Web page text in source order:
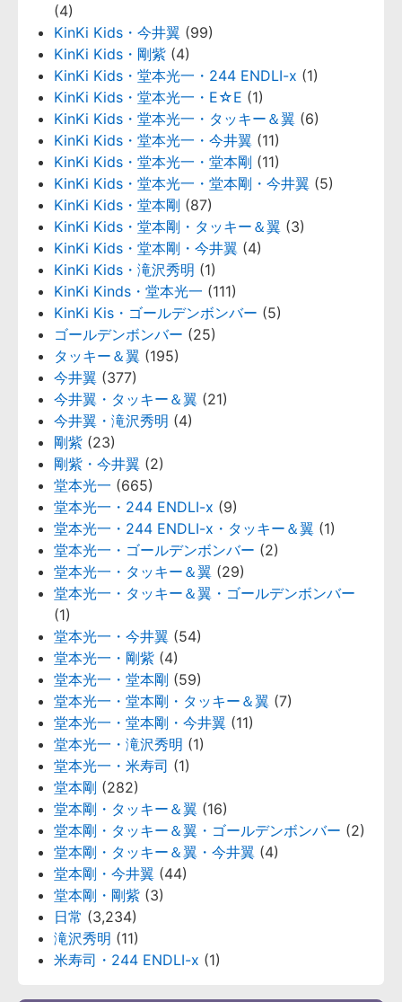
(4)
KinKi Kids・今井翼 (99)
KinKi Kids・剛紫 (4)
KinKi Kids・堂本光一・244 ENDLI-x (1)
KinKi Kids・堂本光一・E☆E (1)
KinKi Kids・堂本光一・タッキー＆翼 (6)
KinKi Kids・堂本光一・今井翼 (11)
KinKi Kids・堂本光一・堂本剛 (11)
KinKi Kids・堂本光一・堂本剛・今井翼 (5)
KinKi Kids・堂本剛 (87)
KinKi Kids・堂本剛・タッキー＆翼 (3)
KinKi Kids・堂本剛・今井翼 (4)
KinKi Kids・滝沢秀明 (1)
KinKi Kinds・堂本光一 (111)
KinKi Kis・ゴールデンボンバー (5)
ゴールデンボンバー (25)
タッキー＆翼 (195)
今井翼 (377)
今井翼・タッキー＆翼 (21)
今井翼・滝沢秀明 (4)
剛紫 (23)
剛紫・今井翼 (2)
堂本光一 (665)
堂本光一・244 ENDLI-x (9)
堂本光一・244 ENDLI-x・タッキー＆翼 (1)
堂本光一・ゴールデンボンバー (2)
堂本光一・タッキー＆翼 (29)
堂本光一・タッキー＆翼・ゴールデンボンバー
(1)
堂本光一・今井翼 (54)
堂本光一・剛紫 (4)
堂本光一・堂本剛 (59)
堂本光一・堂本剛・タッキー＆翼 (7)
堂本光一・堂本剛・今井翼 (11)
堂本光一・滝沢秀明 (1)
堂本光一・米寿司 (1)
堂本剛 (282)
堂本剛・タッキー＆翼 (16)
堂本剛・タッキー＆翼・ゴールデンボンバー (2)
堂本剛・タッキー＆翼・今井翼 (4)
堂本剛・今井翼 (44)
堂本剛・剛紫 (3)
日常 (3,234)
滝沢秀明 (11)
米寿司・244 ENDLI-x (1)